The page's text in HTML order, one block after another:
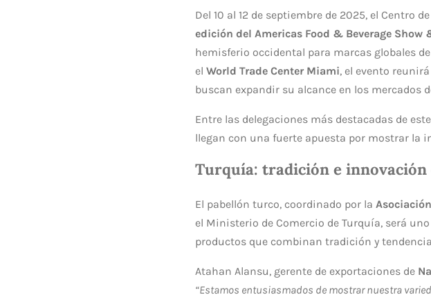
Del 10 al 12 de septiembre de 2025, el Centro
edición del Americas Food & Beverage Show
hemisferio occidental para marcas globales
el World Trade Center Miami, el evento reunirá
buscan expandir su alcance en los mercados
Entre las delegaciones más destacadas de
llegan con una fuerte apuesta por mostrar
Turquía: tradición e
El pabellón turco, coordinado por la
el Ministerio de Comercio de Turquía, será
productos que combinan tradición y
Atahan Alansu, gerente de exportaciones de
“Estamos entusiasmados de mostrar nuestra